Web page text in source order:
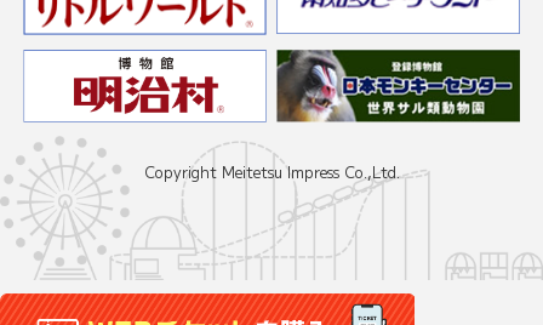
Copyright Meitetsu Impress Co.,Ltd.